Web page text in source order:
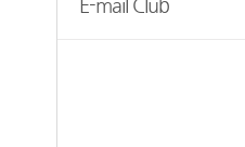
E-mail Club